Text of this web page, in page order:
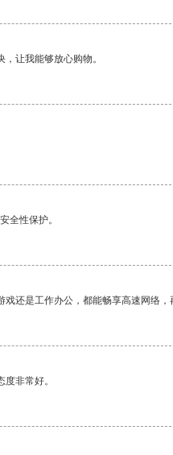
让我能够放心购物。
全性保护。
还是工作办公，都能畅享高速网络
非常好。